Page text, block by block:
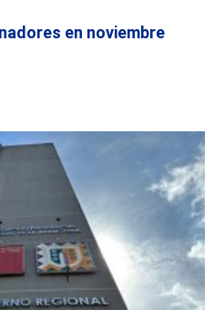
en noviembre